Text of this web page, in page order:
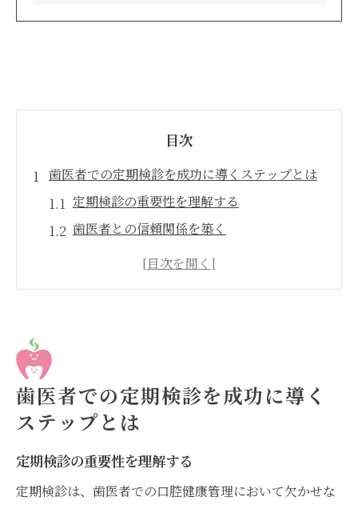
目次
歯医者での定期検診を成功に導くステップとは
定期検診の重要性を理解する
歯医者との信頼関係を築く
チェックアップの際に注意するポイント
オンライン予約で歯医者の定期検診をもっと簡
単に
オンライン予約のメリットとは
キャンセルや変更もオンラインでスムーズ
に
歯医者での定期検診を成功に導く
ステップとは
定期検診の重要性を理解する
定期検診は、歯医者での口腔健康管理において欠かせな